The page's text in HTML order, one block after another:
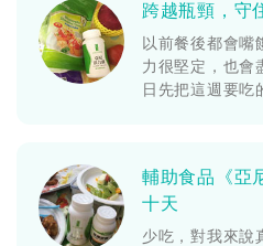
跨越瓶頸，守
以前餐後都會嘴
力很堅定，也會
日先把這週要吃
輔助食品《亞
十天
少吃，對我來說